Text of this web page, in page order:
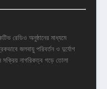
রেডিও অনুষ্ঠানের মাধ্যমে
জলবায়ু পরিবর্তন ও দুর্যোগ
সক্রিয় নাগরিকত্ব গড়ে তোলা